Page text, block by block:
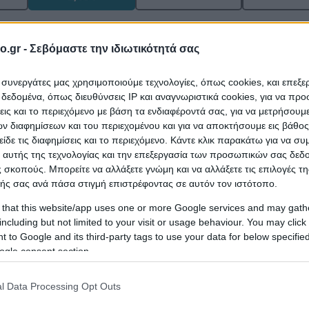
- Σεβόμαστε την ιδιωτικότητά σας
συνεργάτες μας χρησιμοποιούμε τεχνολογίες, όπως cookies, και
όπως διευθύνσεις IP και αναγνωριστικά cookies, για να
και το περιεχόμενο με βάση τα ενδιαφέροντά σας, για να
διαφημίσεων και του περιεχομένου και για να αποκτήσουμε εις
τις διαφημίσεις και το περιεχόμενο. Κάντε κλικ παρακάτω για να
της τεχνολογίας και την επεξεργασία των προσωπικών σας
Μπορείτε να αλλάξετε γνώμη και να αλλάξετε τις επιλογές
σας ανά πάσα στιγμή επιστρέφοντας σε αυτόν τον ιστότοπο.
that this website/app uses one or more Google services and may
but not limited to your visit or usage behaviour. You may
to Google and its third-party tags to use your data for below
consent section.
Data Processing Opt Outs
Τελευταία
Shell Μείγμα
Κίνησης Βιοντήζελ
2,05€
Diesel Θέρμανσης
-
Diesel
K.O. >
-
Τελευταία
03/08/2026
2,054€
Diesel